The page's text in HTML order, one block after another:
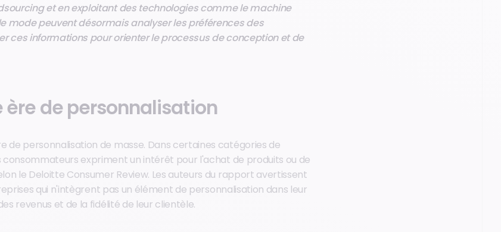
et en exploitant des technologies comme le machine
mode peuvent désormais analyser les préférences des
ces informations pour orienter le processus de conception et de
ère de personnalisation
de personnalisation de masse. Dans certaines catégories de
consommateurs expriment un intérêt pour l'achat de produits ou de
le Deloitte Consumer Review. Les auteurs du rapport avertissent
qui n'intègrent pas un élément de personnalisation dans leur
revenus et de la fidélité de leur clientèle.